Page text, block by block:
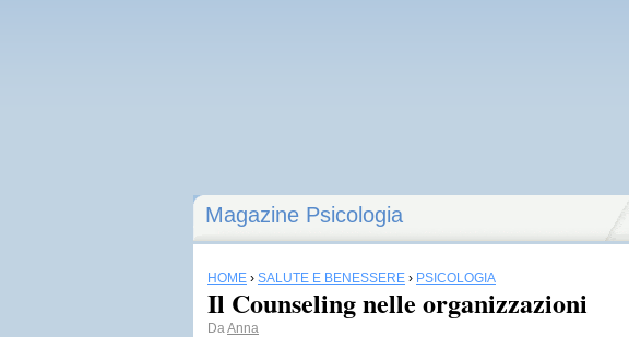
Magazine Psicologia
HOME › SALUTE E BENESSERE › PSICOLOGIA
Il Counseling nelle organizzazioni
DaAnna